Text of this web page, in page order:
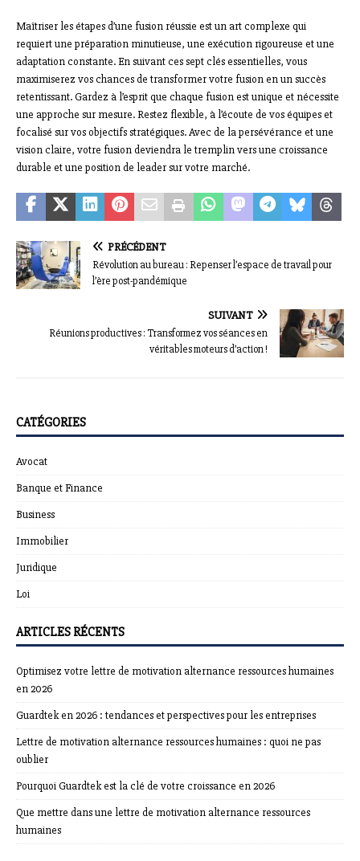
Maîtriser les étapes d’une fusion réussie est un art complexe qui
requiert une préparation minutieuse, une exécution rigoureuse et une
adaptation constante. En suivant ces sept clés essentielles, vous
maximiserez vos chances de transformer votre fusion en un succès
retentissant. Gardez à l’esprit que chaque fusion est unique et nécessite
une approche sur mesure. Restez flexible, à l’écoute de vos équipes et
focalisé sur vos objectifs stratégiques. Avec de la persévérance et une
vision claire, votre fusion deviendra le tremplin vers une croissance
durable et une position de leader sur votre marché.
PRÉCÉDENT
Révolution au bureau : Repenser l’espace de travail pour
l’ère post-pandémique
SUIVANT
Réunions productives : Transformez vos séances en
véritables moteurs d’action !
CATÉGORIES
Avocat
Banque et Finance
Business
Immobilier
Juridique
Loi
ARTICLES RÉCENTS
Optimisez votre lettre de motivation alternance ressources humaines
en 2026
Guardtek en 2026 : tendances et perspectives pour les entreprises
Lettre de motivation alternance ressources humaines : quoi ne pas
oublier
Pourquoi Guardtek est la clé de votre croissance en 2026
Que mettre dans une lettre de motivation alternance ressources
humaines